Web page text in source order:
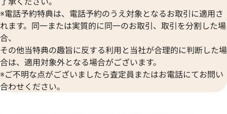
日時点の参考買取価格です
540,000円
※2025年6月9日時点の参考買
ヴェルサーチ
Wempe
※電話予約特典は、電話予約のうえ対象となるお取引に適用さ
れます。同一または実質的に同一のお取引、取引を分割した場
合、
その他当特典の趣旨に反する利用と当社が合理的に判断した場
合は、適用対象外となる場合がございます。
※ご不明な点がございましたら査定員またはお電話にてお問い
合わせください。